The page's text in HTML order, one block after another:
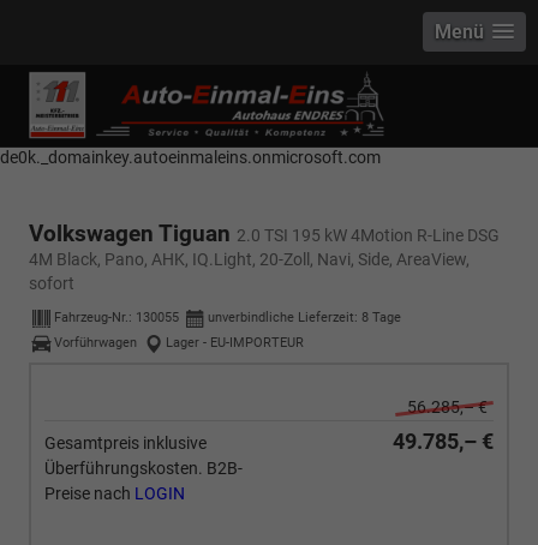
------------ Host Name : selector1._domainkey Points to address or value:
selector1-aee-de0k._domainkey.autoeinmaleins.onmicrosoft.com Host
Name : selector2._domainkey Points to address or value: selector2-aee-
de0k._domainkey.autoeinmaleins.onmicrosoft.com
Menü
Volkswagen Tiguan 2.0 TSI 195 kW 4Motion R-Line DSG
4M Black, Pano, AHK, IQ.Light, 20-Zoll, Navi, Side, AreaView,
sofort
Fahrzeug-Nr.: 130055 unverbindliche Lieferzeit: 8 Tage
Vorführwagen
Lager - EU-IMPORTEUR
56.285,– €
Gesamtpreis inklusive
Überführungskosten. B2B-
Preise nach LOGIN
49.785,– €